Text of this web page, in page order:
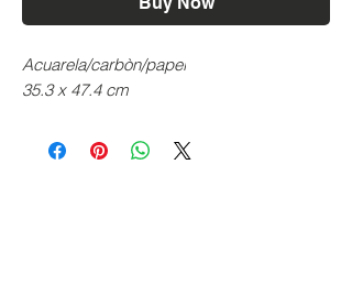
Acuarela/carbòn/papel
35.3 x 47.4 cm